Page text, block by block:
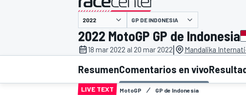
INDYCAR
presentado por
GP DE INDONESIA
2022 MotoGP GP de Indonesia
18 mar 2022 al 20 mar 2022| Mandalika
ResumenComentarios en vivo
LIVE TEXT MotoGP GP de Indonesia